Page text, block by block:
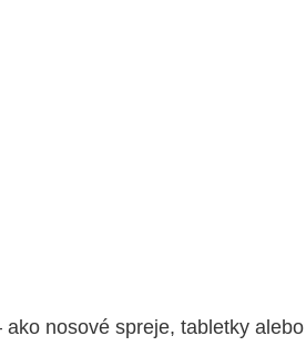
nosové spreje, tabletky